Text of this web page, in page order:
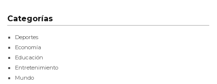
Categorías
Deportes
Economía
Educación
Entretenimiento
Mundo